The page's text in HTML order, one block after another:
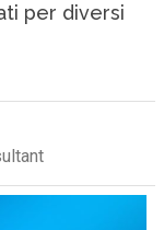
per diversi